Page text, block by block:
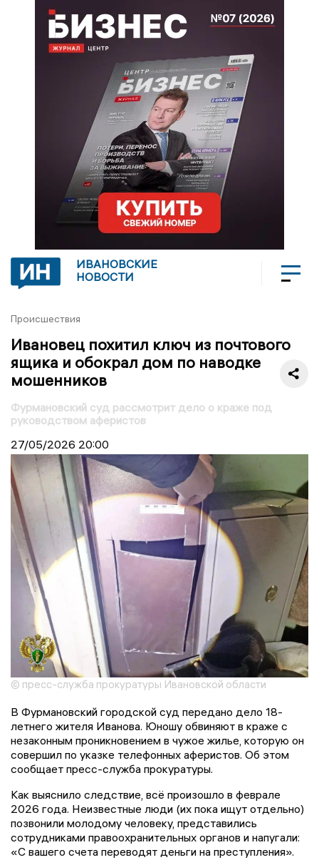
ИВАНОВСКИЕ
НОВОСТИ
Происшествия
Ивановец похитил ключ из почтового
ящика и обокрал дом по наводке
мошенников
Фурмановский суд рассмотрит дело о краже под
руководством аферистов
27/05/2026 20:00
© пресс-служба прокуратуры Ивановской области
В Фурмановский городской суд передано дело 18-
летнего жителя Иванова. Юношу обвиняют в краже с
незаконным проникновением в чужое жилье, которую он
совершил по указке телефонных аферистов. Об этом
сообщает пресс-служба прокуратуры.
Как выяснило следствие, всё произошло в феврале
2026 года. Неизвестные люди (их пока ищут отдельно)
позвонили молодому человеку, представились
сотрудниками правоохранительных органов и напугали:
«С вашего счета переводят деньги на преступления».